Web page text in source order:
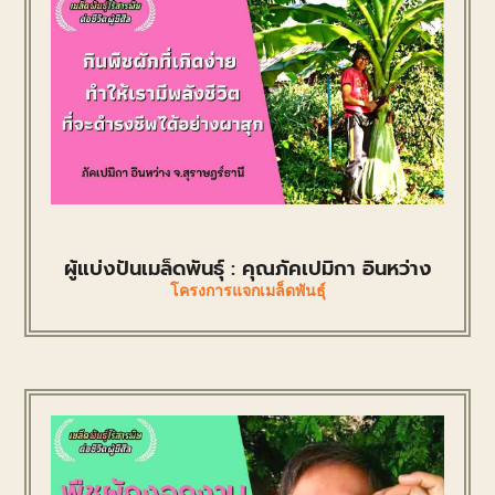
ผู้แบ่งปันเมล็ดพันธุ์ : คุณภัคเปมิกา อินหว่าง
โครงการแจกเมล็ดพันธุ์